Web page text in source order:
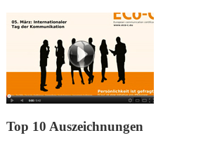
Top 10 Auszeichnungen